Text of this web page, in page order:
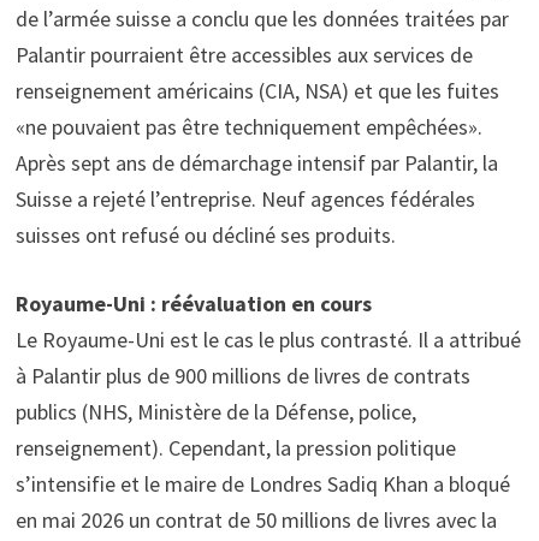
de l’armée suisse a conclu que les données traitées par
Palantir pourraient être accessibles aux services de
renseignement américains (CIA, NSA) et que les fuites
«ne pouvaient pas être techniquement empêchées».
Après sept ans de démarchage intensif par Palantir, la
Suisse a rejeté l’entreprise. Neuf agences fédérales
suisses ont refusé ou décliné ses produits.
Royaume-Uni : réévaluation en cours
Le Royaume-Uni est le cas le plus contrasté. Il a attribué
à Palantir plus de 900 millions de livres de contrats
publics (NHS, Ministère de la Défense, police,
renseignement). Cependant, la pression politique
s’intensifie et le maire de Londres Sadiq Khan a bloqué
en mai 2026 un contrat de 50 millions de livres avec la